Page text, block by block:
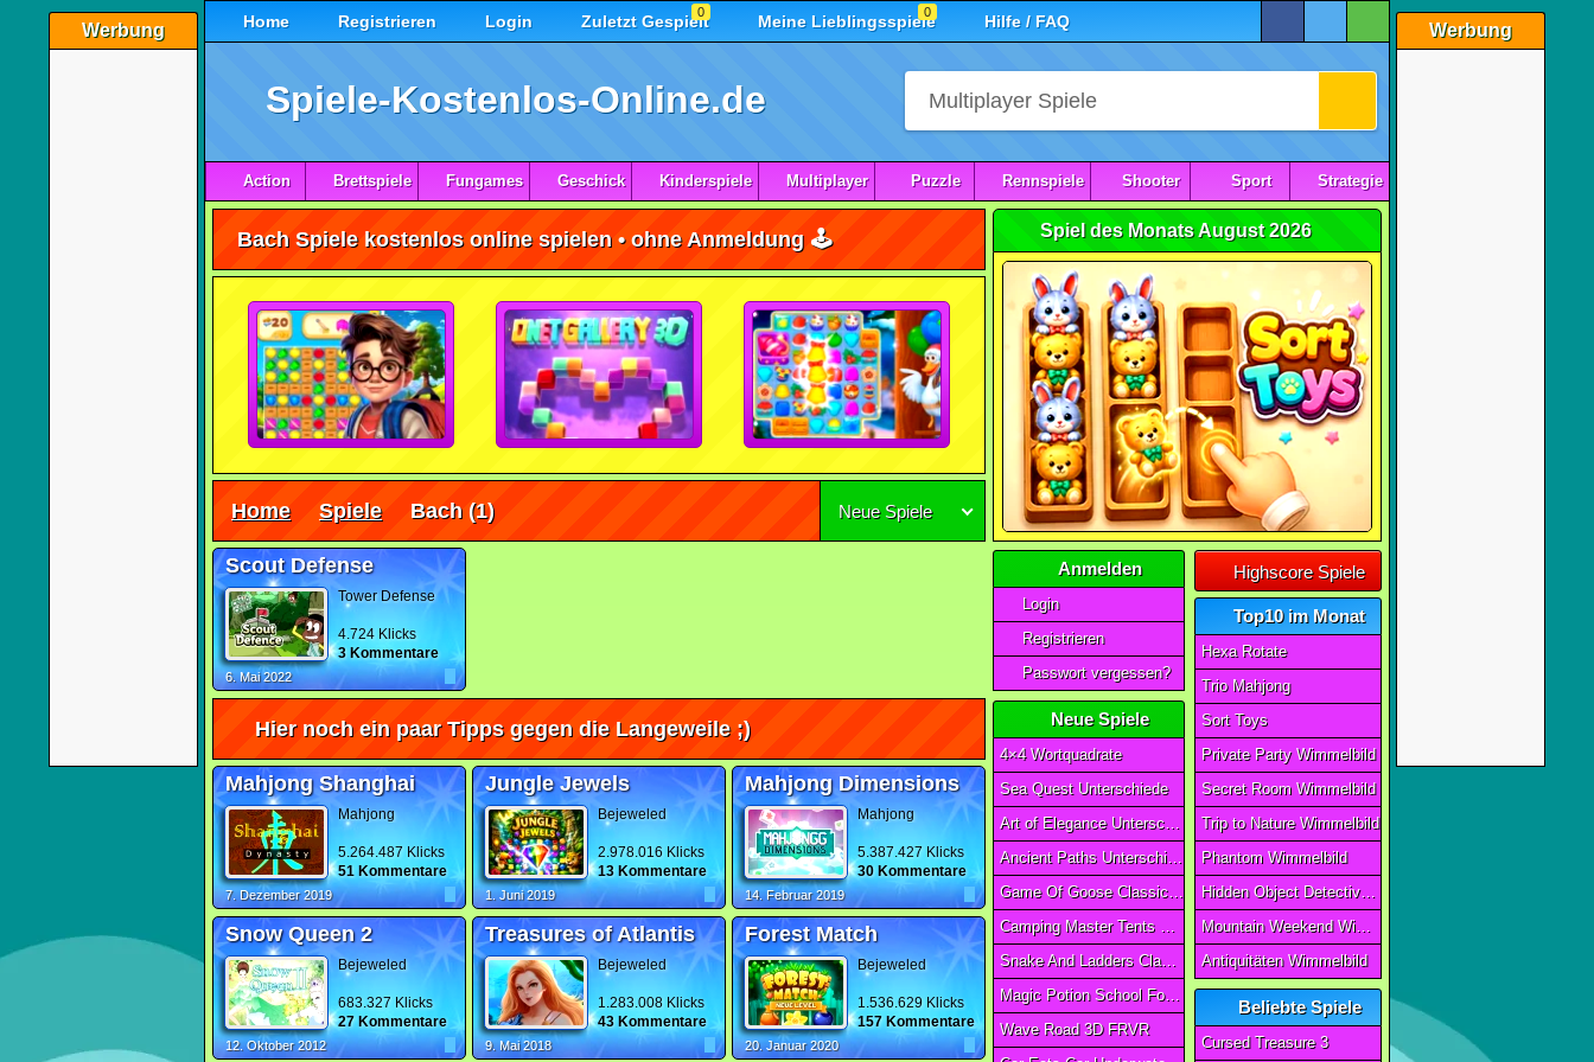
Werbung Werbung
Home Registrieren Login Zuletzt Gespielt
0 Meine Lieblingsspiele
0 Hilfe / FAQ
Spiele-Kostenlos-Online.de
Action Brettspiele Fungames Geschick Kinderspiele Multiplayer Puzzle Rennspiele Shooter Sport Strategie
Bach Spiele kostenlos online spielen • ohne Anmeldung 🕹️
Home Spiele Bach (1) Neue Spiele
Scout Defense
Tower Defense
4.724 Klicks
3 Kommentare
6. Mai 2022
Hier noch ein paar Tipps gegen die Langeweile ;)
Mahjong Shanghai
Mahjong
5.264.487 Klicks
51 Kommentare
7. Dezember 2019
Jungle Jewels
Bejeweled
2.978.016 Klicks
13 Kommentare
1. Juni 2019
Mahjong Dimensions
Mahjong
5.387.427 Klicks
30 Kommentare
14. Februar 2019
Snow Queen 2
Bejeweled
683.327 Klicks
27 Kommentare
12. Oktober 2012
Treasures of Atlantis
Bejeweled
1.283.008 Klicks
43 Kommentare
9. Mai 2018
Forest Match
Bejeweled
1.536.629 Klicks
157 Kommentare
20. Januar 2020
Spiel des Monats August 2026
Anmelden
Login
Registrieren
Passwort vergessen?
Neue Spiele
4×4 Wortquadrate
Sea Quest Unterschiede
Art of Elegance Unterschiede
Ancient Paths Unterschiede
Game Of Goose Classic Edition
Camping Master Tents & Trees
Snake And Ladders Classic
Magic Potion School For Witch
Wave Road 3D FRVR
Highscore Spiele
Top10 im Monat
Hexa Rotate
Trio Mahjong
Sort Toys
Private Party Wimmelbild
Secret Room Wimmelbild
Trip to Nature Wimmelbild
Phantom Wimmelbild
Hidden Object Detective Story
Mountain Weekend Wimmelbild
Antiquitäten Wimmelbild
Beliebte Spiele
Cursed Treasure 3